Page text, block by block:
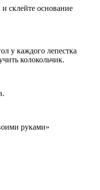
и склейте основание
у каждого лепестка
колокольчик.
руками»